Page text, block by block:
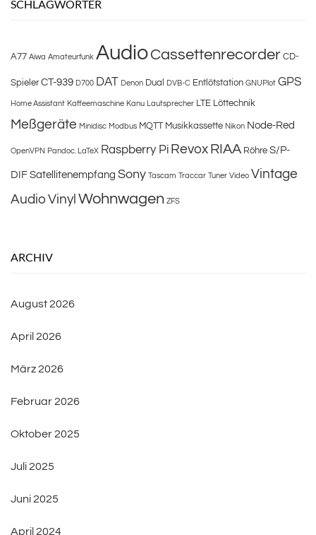
SCHLAGWÖRTER
A77 Aiwa Amateurfunk AudioCassettenrecorder CD-
Spieler CT-939 D700 DAT Denon Dual DVB-C Entlötstation GNUPlot GPS
Home Assistant Kaffeemaschine Kanu Lautsprecher LTE Löttechnik
Meßgeräte Minidisc Modbus MQTT Musikkassette Nikon Node-Red
OpenVPN Pandoc. LaTeX Raspberry Pi Revox RIAA Röhre S/P-
DIFSatellitenempfang Sony Tascam Traccar Tuner Video Vintage
Audio Vinyl Wohnwagen ZFS
ARCHIV
August 2026
April 2026
März 2026
Februar 2026
Oktober 2025
Juli 2025
Juni 2025
April 2024